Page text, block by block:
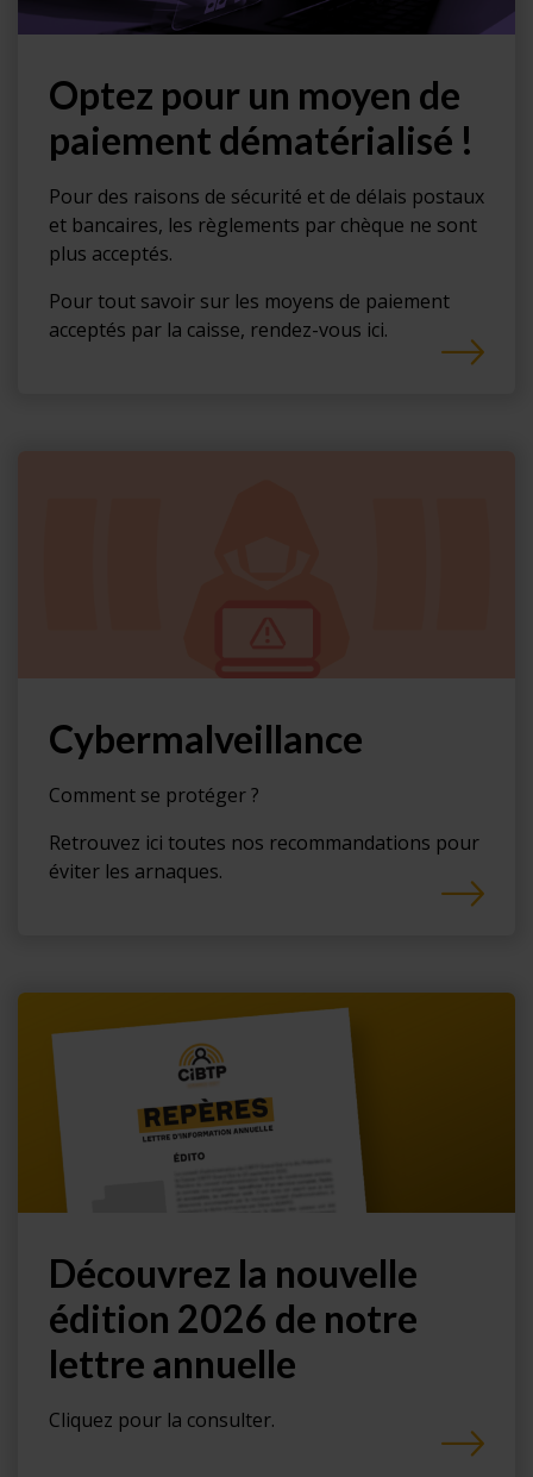
Optez pour un moyen de
paiement dématérialisé !
Pour des raisons de sécurité et de délais postaux
et bancaires, les règlements par chèque ne sont
plus acceptés.
Pour tout savoir sur les moyens de paiement
acceptés par la caisse, rendez-vous ici.
Cybermalveillance
Comment se protéger ?
Retrouvez ici toutes nos recommandations pour
éviter les arnaques.
Découvrez la nouvelle
édition 2026 de notre
lettre annuelle
Cliquez pour la consulter.